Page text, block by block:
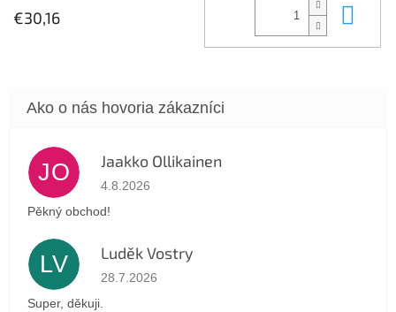
€30,16
JO Jaakko Ollikainen
Hodnotenie obchodu je 5 z 5 hviezdičiek.
4.8.2026
Pěkný obchod!
LV Luděk Vostry
Hodnotenie obchodu je 5 z 5 hviezdičiek.
28.7.2026
Super, děkuji.